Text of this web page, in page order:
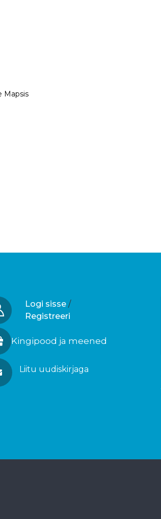
Mapsis
Logi sisse /
Registreeri
Kingipood ja meened
Liitu uudiskirjaga